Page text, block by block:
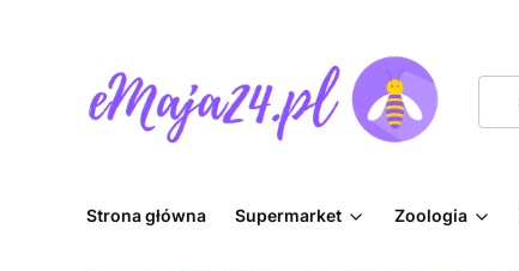
Strona główna Supermarket Zoologia